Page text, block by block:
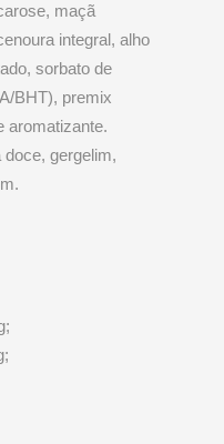
maçã
integral, alho
sorbato de
BHT), premix
aromatizante.
gergelim,